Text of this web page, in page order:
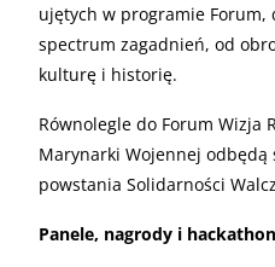
ujętych w programie Forum,
spectrum zagadnień, od
kulturę i historię.
Równolegle do Forum Wizja
Marynarki Wojennej odbędą
powstania Solidarności
Panele, nagrody i hackathon